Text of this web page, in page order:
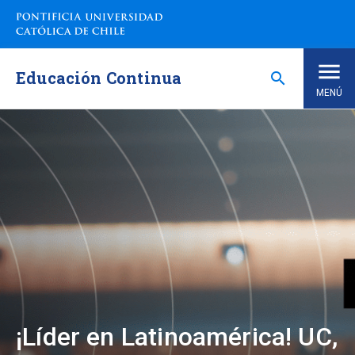
Saltar
contenido
Educación Continua search
MENÚ
Inicio
Nosotros
Programas de Estudio keyboard_arrow_down
Programas Corporativos
¡Líder en Latinoamérica! UC,